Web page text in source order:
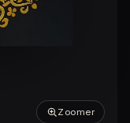
Zoomer